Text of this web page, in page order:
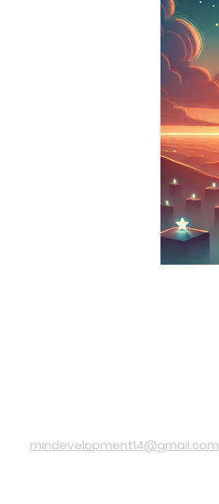
​mindevelopment14@gmail.com